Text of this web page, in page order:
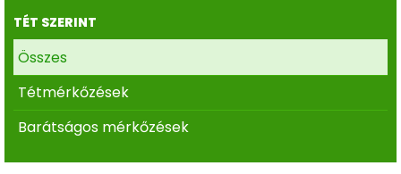
TÉT SZERINT
Összes
Tétmérkőzések
Barátságos mérkőzések